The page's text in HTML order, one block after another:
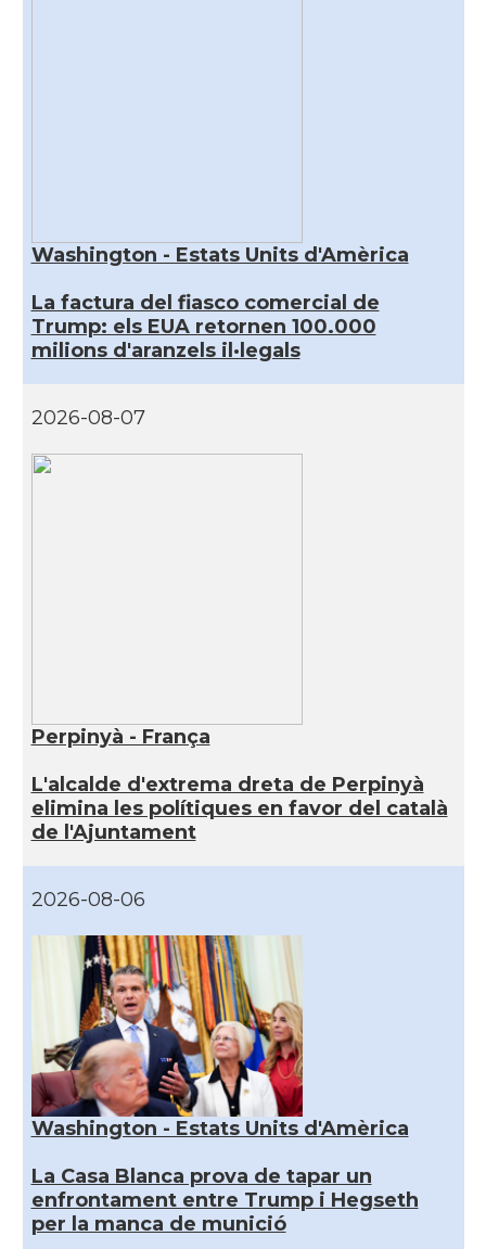
Washington - Estats Units d'Amèrica
La factura del fiasco comercial de
Trump: els EUA retornen 100.000
milions d'aranzels il·legals
2026-08-07
Perpinyà - França
L'alcalde d'extrema dreta de Perpinyà
elimina les polítiques en favor del català
de l'Ajuntament
2026-08-06
Washington - Estats Units d'Amèrica
La Casa Blanca prova de tapar un
enfrontament entre Trump i Hegseth
per la manca de munició